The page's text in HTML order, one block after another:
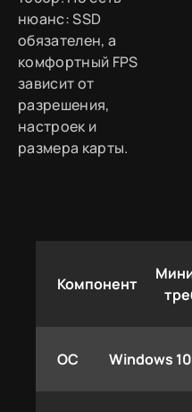
нюанс: SSD
обязателен, а
комфортный FPS
зависит от
разрешения,
настроек и
размера карты.
Компонент
ОС Windows